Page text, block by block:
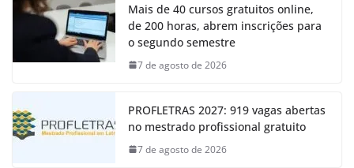
Mais de 40 cursos gratuitos online,
de 200 horas, abrem inscrições para
o segundo semestre
7 de agosto de 2026
PROFLETRAS 2027: 919 vagas abertas
no mestrado profissional gratuito
7 de agosto de 2026